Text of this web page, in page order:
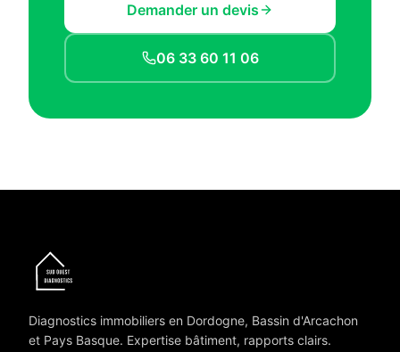
Demander un devis
06 33 60 11 06
Diagnostics immobiliers en Dordogne, Bassin d'Arcachon
et Pays Basque. Expertise bâtiment, rapports clairs.